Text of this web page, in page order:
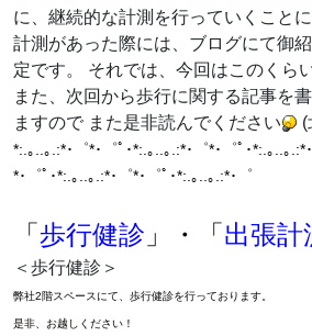
に、継続的な計測を行っていくこと
計測があった際には、ブログにて御
定です。 それでは、今回はこのくら
また、次回から歩行に関する記事を
ますので また是非読んでください
(
*:.｡..｡.:*･゜*･゜ﾟ･*:.｡..｡.:*･゜*･゜ﾟ･*:.｡..｡.:*
*･゜ﾟ･*:.｡..｡.:*･゜*･゜ﾟ･*:.｡..｡.:*･゜
「 歩行健診 」・「 出張計
＜歩行健診＞
弊社2階スペースにて、歩行健診を行っております。
是非、お越しください！